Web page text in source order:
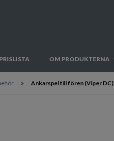
PRISLISTA OM PRODUKTERNA
Ankarspel till fören (Viper DC)